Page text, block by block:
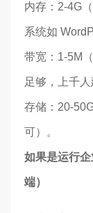
内存：2-4G
系统如
带宽：1-5M
足够，上千人
存储：20-
可）。
如果是运行
端）